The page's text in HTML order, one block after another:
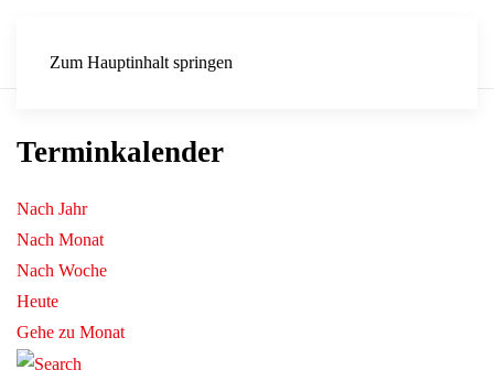
Zum Hauptinhalt springen
Terminkalender
Nach Jahr
Nach Monat
Nach Woche
Heute
Gehe zu Monat